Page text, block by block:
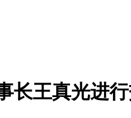
长王真光进